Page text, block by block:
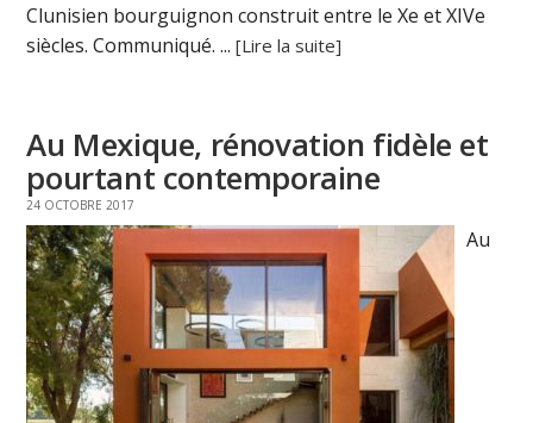
Clunisien bourguignon construit entre le Xe et XIVe
siècles. Communiqué. ...[Lire la suite]
Au Mexique, rénovation fidèle et
pourtant contemporaine
24 OCTOBRE 2017
Au